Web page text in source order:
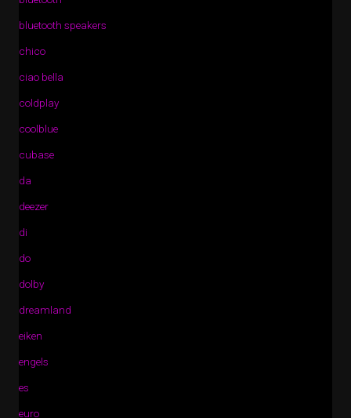
bluetooth speakers
chico
ciao bella
coldplay
coolblue
cubase
da
deezer
di
do
dolby
dreamland
eiken
engels
es
euro